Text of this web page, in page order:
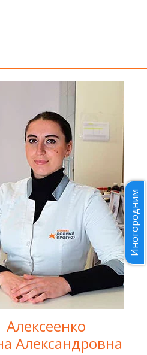
Алексеенко
Александровна
Иногородним